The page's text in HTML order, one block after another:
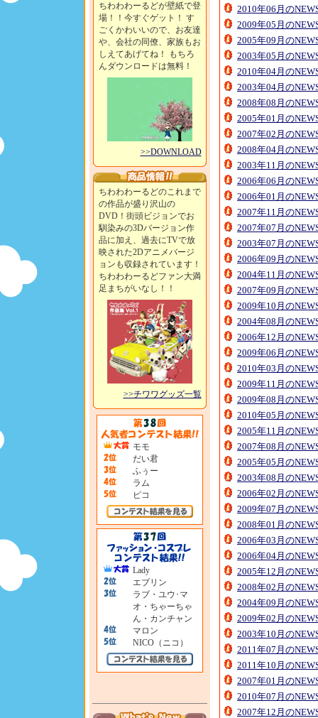
ちわわわーるどが壁紙で登
場！！今すぐゲット！ す
ごくかわいいので、お友達
や、会社の同僚、家族もお
しえてあげてね！ もちろ
んダウンロードは無料！
>>DOWNLOAD
ちわわわーるどのこれまで
の作品が盛り沢山の
DVD！街頭ビジョンでお
馴染みの3Dバージョン作
品に加え、過去にTVで放
映された2Dアニメバージ
ョンも収録されています！
ちわわわーるどファン大満
足まちがいなし！！
>>チワワグッズ一覧
モモ
だい君
ふぅー
ラム
ピコ
Lady
エブリン
ラブ・ユウ･マ
オ・ちゃーちゃ
ん・カンチャン
マロン
NICO（ニコ）
2010年06月の
2009年05月の
2005年09月の
2003年05月の
2010年04月の
2003年04月の
2008年08月の
2005年01月の
2007年02月の
2008年04月の
2003年11月の
2006年06月の
2006年01月の
2007年11月の
2007年07月の
2003年07月の
2006年09月の
2004年11月の
2007年09月の
2009年10月の
2004年08月の
2006年12月の
2009年06月の
2010年03月の
2009年11月の
2009年08月の
2010年05月の
2005年11月の
2007年08月の
2005年05月の
2003年08月の
2006年02月の
2009年07月の
2008年01月の
2006年03月の
2006年04月の
2005年12月の
2008年02月の
2004年09月の
2009年02月の
2003年10月の
2011年07月の
2011年10月の
2007年01月の
2010年07月の
2007年12月の